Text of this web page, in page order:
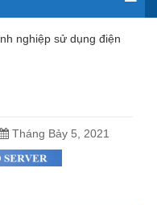
nghiệp sử dụng điện
Tháng Bảy 5, 2021